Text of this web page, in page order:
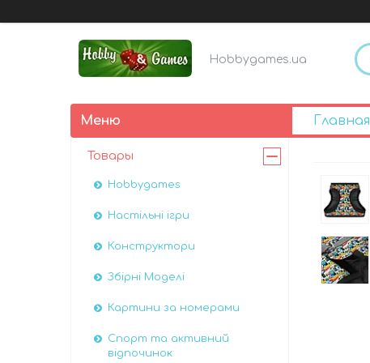
Hobbygames.ua
Главная
Товары
Hobbygames
Настільні ігри
Конструктори
Збірні Моделі
Картини за номерами
Спорт та активний
відпочинок